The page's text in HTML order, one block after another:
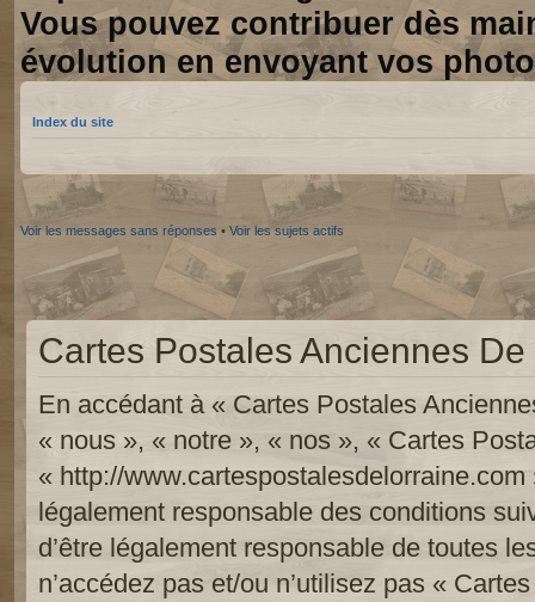
Vous pouvez contribuer dès
évolution en envoyant vos
Index du site
Voir les messages sans réponses • Voir les sujets actifs
Cartes Postales Anciennes
En accédant à « Cartes Postales
« nous », « notre », « nos », « Cartes
« http://www.cartespostalesdelorraine.com
légalement responsable des conditions
d’être légalement responsable de toutes
n’accédez pas et/ou n’utilisez pas «